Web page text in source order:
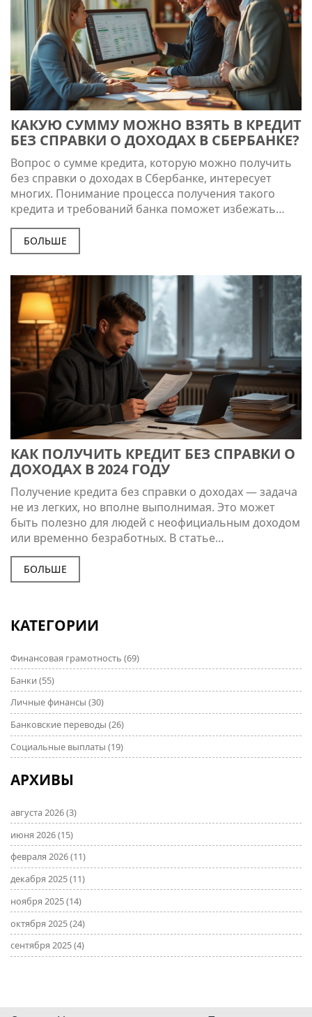
КАКУЮ СУММУ МОЖНО ВЗЯТЬ В КРЕДИТ
БЕЗ СПРАВКИ О ДОХОДАХ В СБЕРБАНКЕ?
Вопрос о сумме кредита, которую можно получить
без справки о доходах в Сбербанке, интересует
многих. Понимание процесса получения такого
кредита и требований банка поможет избежать
лишних проблем. В статье рассмотрены доступные
суммы, основные условия, плюсы и минусы
кредитования без подтверждения доходов, а также
БОЛЬШЕ
КАК ПОЛУЧИТЬ КРЕДИТ БЕЗ СПРАВКИ О
ДОХОДАХ В 2024 ГОДУ
Получение кредита без справки о доходах — задача
не из легких, но вполне выполнимая. Это может
быть полезно для людей с неофициальным доходом
или временно безработных. В статье
рассматриваются различные виды кредитов и
займов, которые банки и МФО готовы предоставить
без подтверждения дохода. Мы также разберём
шансов на одобрение.
БОЛЬШЕ
КАТЕГОРИИ
Финансовая грамотность (69)
Банки (55)
Личные финансы (30)
Банковские переводы (26)
Социальные выплаты (19)
АРХИВЫ
августа 2026(3)
июня 2026(15)
февраля 2026(11)
декабря 2025(11)
ноября 2025(14)
октября 2025(24)
сентября 2025(4)